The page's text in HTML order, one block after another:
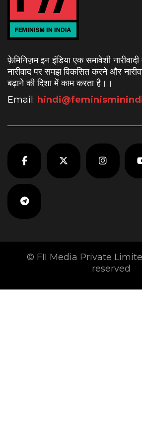
फ़ेमिनिज़म इन इंडिया एक समावेशी
नारीवाद पर समझ विकसित करने और
बढ़ाने की दिशा में काम करता है। ।
Email:
© FII Media Private
reserved